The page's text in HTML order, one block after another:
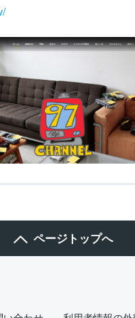
ページトップへ